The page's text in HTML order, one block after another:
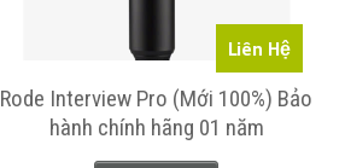
Liên Hệ
Rode Interview Pro (Mới 100%) Bảo
hành chính hãng 01 năm